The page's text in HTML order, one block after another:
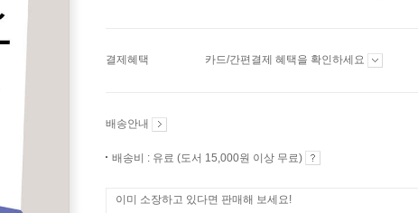
결제혜택 카드/간편결제 혜택을 확인하세요
배송안내
배송비 : 유료 (도서 15,000원 이상 무료)
이미 소장하고 있다면 판매해 보세요!